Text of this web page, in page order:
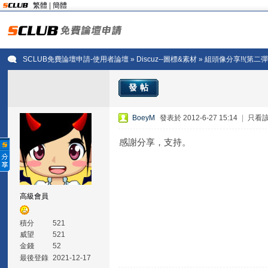
繁體 簡體
SCLUB免費論壇申請-使用者論壇 » Discuz--圖標&素材 » 組頭像分享!!(第二
發帖
高級會員
積分
521
威望
521
金錢
52
最後登錄 2021-12-17
BoeyM 發表於 2012-6-27 15:14 只看
感謝分享，支持。